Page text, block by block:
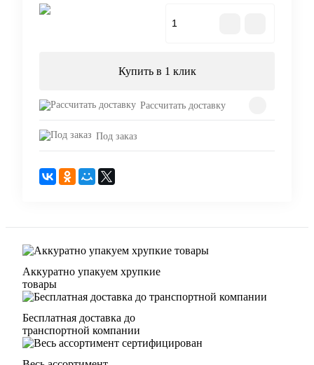
Купить в 1 клик
Рассчитать доставку
Под заказ
Аккуратно упакуем хрупкие
товары
Бесплатная доставка до
транспортной компании